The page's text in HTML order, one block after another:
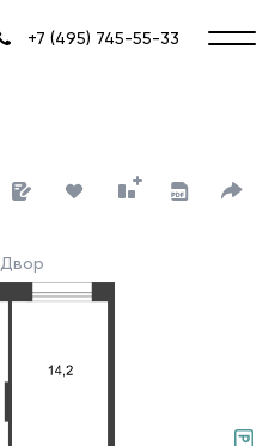
+7 (495) 745-55-33
Двор